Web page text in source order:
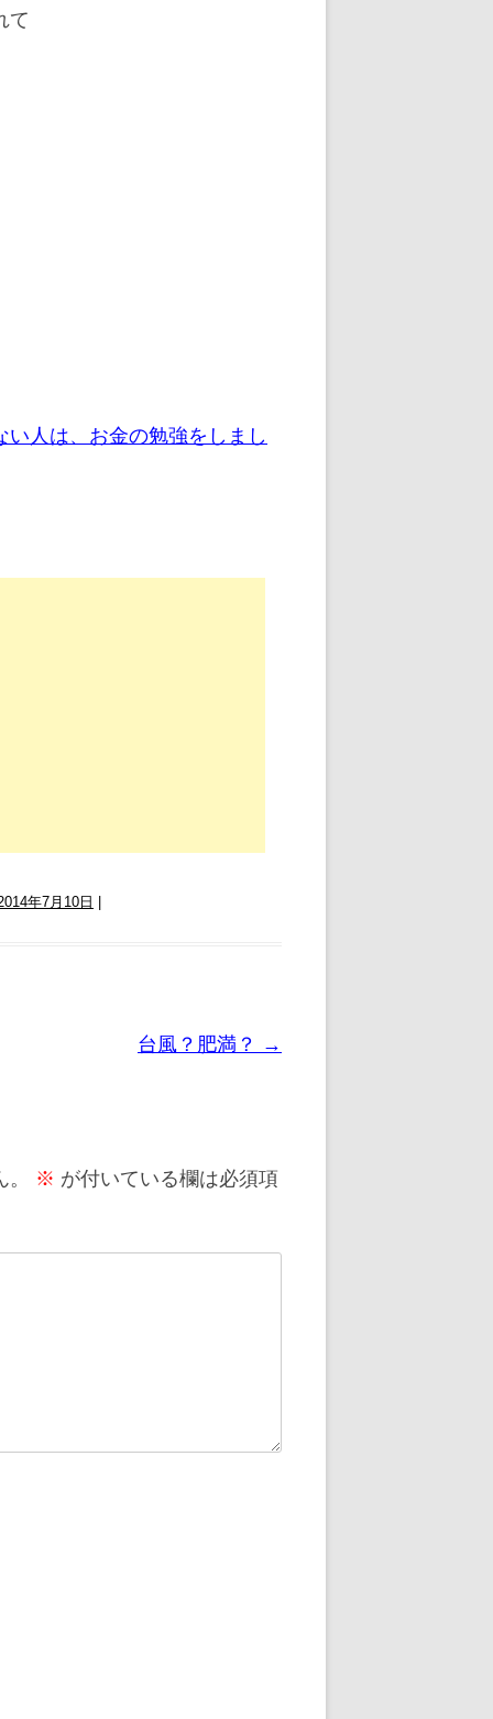
て
人は、お金の勉強をしまし
年7月10日 |
台風？肥満？ →
※ が付いている欄は必須項